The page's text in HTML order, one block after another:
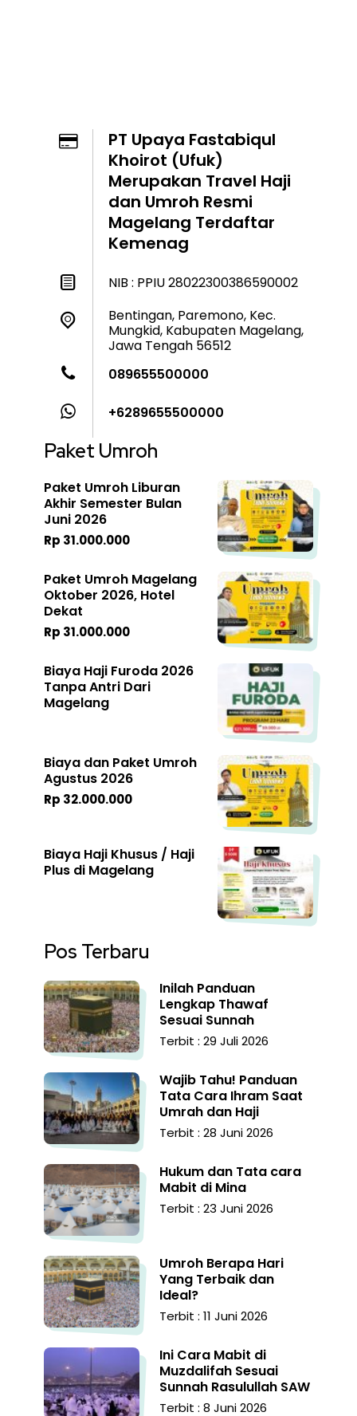
PT Upaya Fastabiqul
Khoirot (Ufuk)
Merupakan Travel Haji
dan Umroh Resmi
Magelang Terdaftar
Kemenag
NIB : PPIU 28022300386590002
Bentingan, Paremono, Kec.
Mungkid, Kabupaten Magelang,
Jawa Tengah 56512
089655500000
+6289655500000
Paket Umroh
Paket Umroh Liburan
Akhir Semester Bulan
Juni 2026
Rp 31.000.000
Paket Umroh Magelang
Oktober 2026, Hotel
Dekat
Rp 31.000.000
Biaya Haji Furoda 2026
Tanpa Antri Dari
Magelang
Biaya dan Paket Umroh
Agustus 2026
Rp 32.000.000
Biaya Haji Khusus / Haji
Plus di Magelang
Pos Terbaru
Inilah Panduan
Lengkap Thawaf
Sesuai Sunnah
Terbit : 29 Juli 2026
Wajib Tahu! Panduan
Tata Cara Ihram Saat
Umrah dan Haji
Terbit : 28 Juni 2026
Hukum dan Tata cara
Mabit di Mina
Terbit : 23 Juni 2026
Umroh Berapa Hari
Yang Terbaik dan
Ideal?
Terbit : 11 Juni 2026
Ini Cara Mabit di
Muzdalifah Sesuai
Sunnah Rasulullah SAW
Terbit : 8 Juni 2026